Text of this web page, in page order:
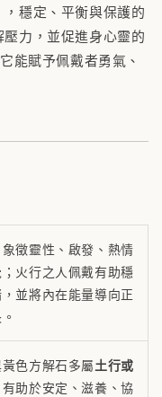
，穩定、平衡與保護的
力，並促進身心靈的
能賦予佩戴者勇氣、
徵靈性、啟發、熱情
火行之人佩戴有助穩
並將內在能量導向正
色方解石多屬土行或
有助於安定、滋養、協